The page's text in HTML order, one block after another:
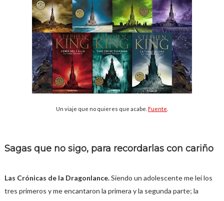
Un viaje que no quieres que acabe. Fuente
Sagas que no sigo, para recordarlas con cariño
Las Crónicas de la Dragonlance.Siendo un adolescente me leí los
tres primeros y me encantaron la primera y la segunda parte; la